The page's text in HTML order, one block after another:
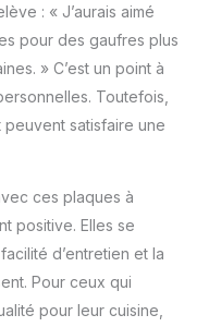
: « J’aurais aimé
pour des gaufres plus
» C’est un point à
Toutefois,
satisfaire une
ces plaques à
positive. Elles se
d’entretien et la
Pour ceux qui
pour leur cuisine,